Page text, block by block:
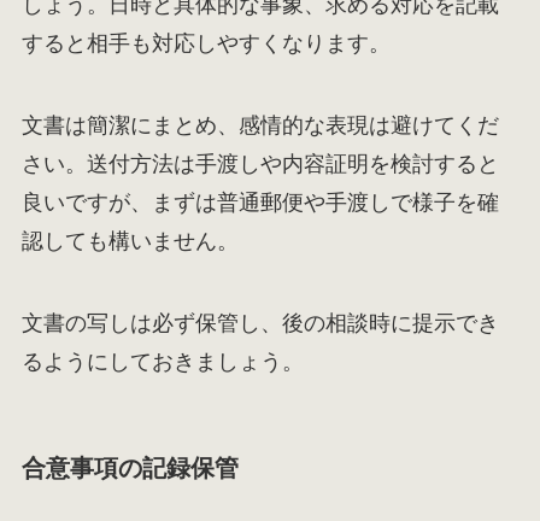
しょう。日時と具体的な事象、求める対応を記載
すると相手も対応しやすくなります。
文書は簡潔にまとめ、感情的な表現は避けてくだ
さい。送付方法は手渡しや内容証明を検討すると
良いですが、まずは普通郵便や手渡しで様子を確
認しても構いません。
文書の写しは必ず保管し、後の相談時に提示でき
るようにしておきましょう。
合意事項の記録保管